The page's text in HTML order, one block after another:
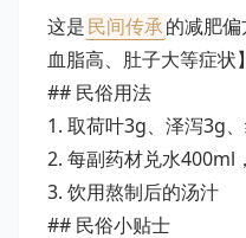
这是民间传承的减肥偏
血脂高、肚子大等症状
## 民俗用法
1. 取荷叶3g、泽泻3g
2. 每副药材兑水400ml
3. 饮用熬制后的汤汁
## 民俗小贴士